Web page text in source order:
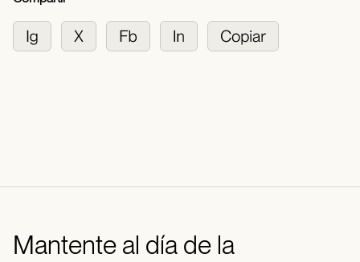
Mantente al día de la